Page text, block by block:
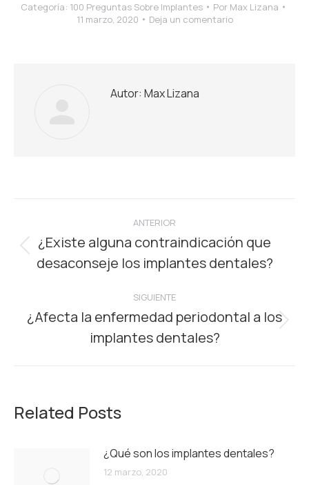
Categoría: 100 Preguntas Sobre Implantes Por Max Lizana
11 marzo, 2020
Deja un comentario
Autor: Max Lizana
Navegación
entre
publicaciones
ANTERIOR
Publicación
anterior:
¿Existe alguna contraindicación que
desaconseje los implantes dentales?
SIGUIENTE
Publicación
siguiente:
¿Afecta la enfermedad periodontal a los
implantes dentales?
Related Posts
¿Qué son los implantes dentales?
12 marzo, 2020